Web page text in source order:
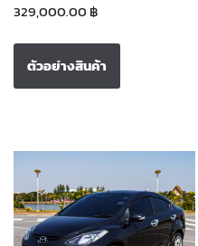
329,000.00 ฿
ตัวอย่างสินค้า